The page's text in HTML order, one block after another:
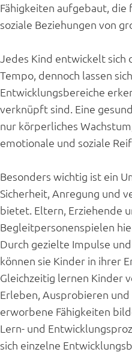
Fähigkeiten aufgebaut, die
soziale Beziehungen von
Jedes Kind entwickelt sich
Tempo, dennoch lassen
Entwicklungsbereiche
verknüpft sind. Eine
nur körperliches
emotionale und soziale
Besonders wichtig ist ein
Sicherheit, Anregung und
bietet. Eltern, Erziehende
Begleitpersonenspielen
Durch gezielte Impulse
können sie Kinder in ihrer
Gleichzeitig lernen Kinder
Erleben, Ausprobieren
erworbene Fähigkeiten
Lern- und
sich einzelne